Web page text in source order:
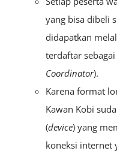
yang bisa dibeli
didapatkan
terdaftar
Coordinator).
Karena format
Kawan Kobi
(device) yang
koneksi internet